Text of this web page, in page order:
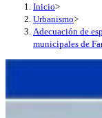
Inicio>
Urbanismo>
Adecuación de
municipales de